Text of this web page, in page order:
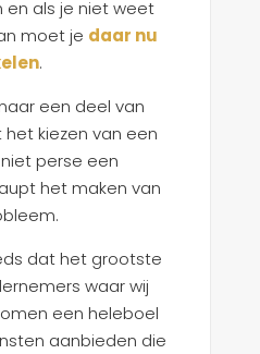
en als je niet weet
moet je daar nu
.
een deel van
kiezen van een
perse een
het maken van
dat het grootste
waar wij
een heleboel
aanbieden die